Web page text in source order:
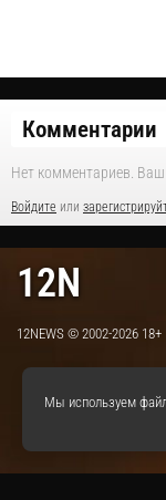
Комментарии
Нет комментариев.
Войдите или
12N
12NEWS © 2002-2026 18+
Мы используем